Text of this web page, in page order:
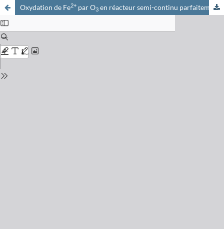
Oxydation de Fe2+par O3en réacteur semi-continu parfaitement agité